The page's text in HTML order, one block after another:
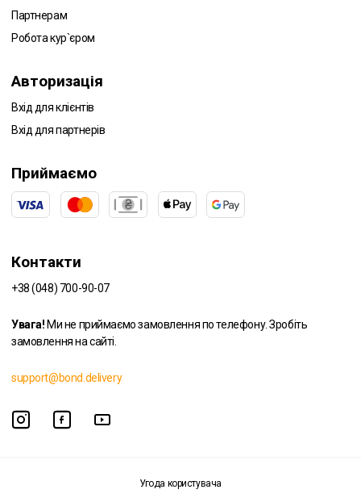
Партнерам
Робота кур`єром
Авторизація
Вхід для клієнтів
Вхід для партнерів
Приймаємо
Контакти
+38 (048) 700-90-07
Увага! Ми не приймаємо замовлення по телефону. Зробіть
замовлення на сайті.
support@bond.delivery
Угода користувача